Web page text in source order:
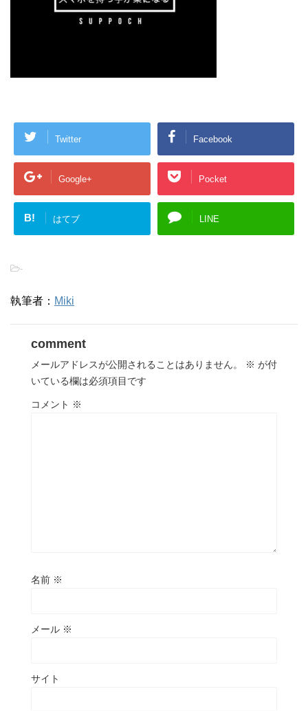
Twitter Facebook
Google+ Pocket
B! はてブ LINE
-
執筆者： Miki
comment
メールアドレスが公開されることはありません。 ※ が付
いている欄は必須項目です
コメント ※
名前 ※
メール ※
サイト